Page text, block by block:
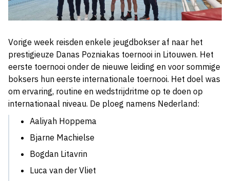
Vorige week reisden enkele jeugdbokser af naar het
prestigieuze Danas Pozniakas toernooi in Litouwen. Het
eerste toernooi onder de nieuwe leiding en voor sommige
boksers hun eerste internationale toernooi. Het doel was
om ervaring, routine en wedstrijdritme op te doen op
internationaal niveau. De ploeg namens Nederland:
Aaliyah Hoppema
⁠Bjarne Machielse
⁠Bogdan Litavrin
⁠Luca van der Vliet